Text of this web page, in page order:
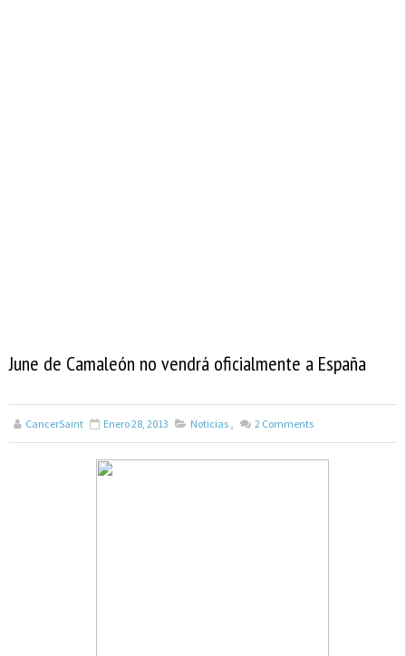
June de Camaleón no vendrá oficialmente a España
CancerSaint Enero 28, 2013 Noticias , 2 Comments